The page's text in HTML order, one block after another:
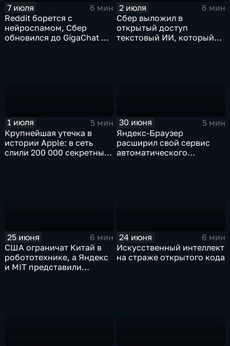
7 июля
6 мин
Reddit борется с
нейроспамом, Сбер
обновился до GigaChat 3.5
2 июля
6 мин
Сбер выложил в
открытый доступ
текстовый ИИ, который
1 июля
5 мин
Крупнейшая утечка в
истории Apple: в сеть
слили 200 000 секретных
30 июня
5 мин
Яндекс-Браузер
расширил свой сервис
автоматического
25 июня
6 мин
США ограничат Китай в
робототехнике, а Яндекс
и MIT представили
24 июня
6 мин
Искусственный интеллект
на страже открытого кода